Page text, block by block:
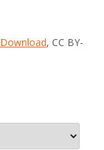
Download, CC BY-